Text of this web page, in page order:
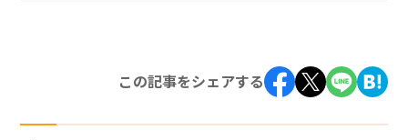
この記事をシェアする